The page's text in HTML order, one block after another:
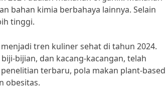
bahan kimia berbahaya lainnya. Selain
tinggi.
tren kuliner sehat di tahun 2024.
bijian, dan kacang-kacangan, telah
terbaru, pola makan plant-based
obesitas.